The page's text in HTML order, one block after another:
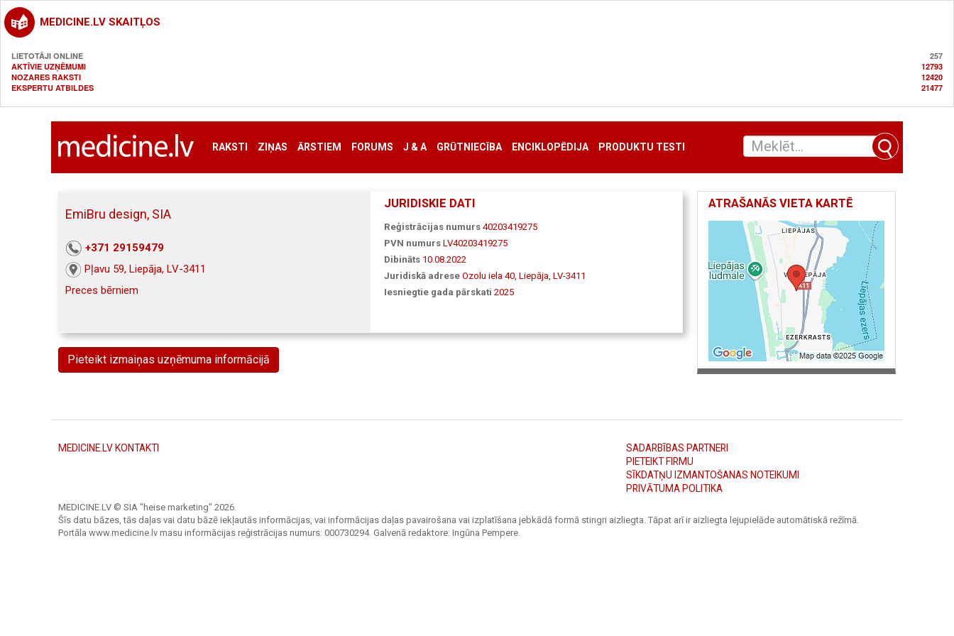
MEDICINE.LV SKAITĻOS
LIETOTĀJI ONLINE
257
AKTĪVIE UZŅĒMUMI
12793
NOZARES RAKSTI
12420
EKSPERTU ATBILDES
21477
RAKSTI ZIŅAS ĀRSTIEM FORUMS J & A GRŪTNIECĪBA ENCIKLOPĒDIJA PRODUKTU TESTI
EmiBru design, SIA
+371 29159479
Pļavu 59, Liepāja, LV-3411
Preces bērniem
JURIDISKIE DATI
Reģistrācijas numurs 40203419275
PVN numurs LV40203419275
Dibināts 10.08.2022
Juridiskā adrese Ozolu iela 40, Liepāja, LV-3411
Iesniegtie gada pārskati 2025
Pieteikt izmaiņas uzņēmuma informācijā
ATRAŠANĀS VIETA KARTĒ
MEDICINE.LV KONTAKTI
SADARBĪBAS PARTNERI
PIETEIKT FIRMU
SĪKDATŅU IZMANTOŠANAS NOTEIKUMI
PRIVĀTUMA POLITIKA
MEDICINE.LV © SIA "heise marketing" 2026.
Šīs datu bāzes, tās daļas vai datu bāzē iekļautās informācijas, vai informācijas daļas pavairošana vai izplatīšana jebkādā formā stingri aizliegta. Tāpat arī ir aizliegta lejupielāde automātiskā režīmā.
Portāla www.medicine.lv masu informācijas reģistrācijas numurs: 000730294. Galvenā redaktore: Ingūna Pempere.